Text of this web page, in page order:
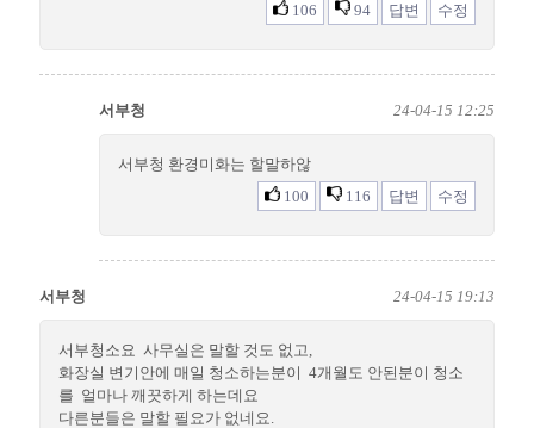
106
94 답변 수정
서부청 24-04-15 12:25
서부청 환경미화는 할말하않
100
116 답변 수정
서부청 24-04-15 19:13
서부청소요 사무실은 말할 것도 없고,
화장실 변기안에 매일 청소하는분이 4개월도 안된분이 청소
를 얼마나 깨끗하게 하는데요
다른분들은 말할 필요가 없네요.